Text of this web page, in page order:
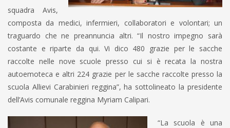
squadra Avis,
composta da medici, infermieri, collaboratori e volontari; un
traguardo che ne preannuncia altri. “Il nostro impegno sarà
costante e riparte da qui. Vi dico 480 grazie per le sacche
raccolte nelle nove scuole presso cui si è recata la nostra
autoemoteca e altri 224 grazie per le sacche raccolte presso la
scuola Allievi Carabinieri reggina”, ha sottolineato la presidente
dell’Avis comunale reggina Myriam Calipari.
“La scuola è una